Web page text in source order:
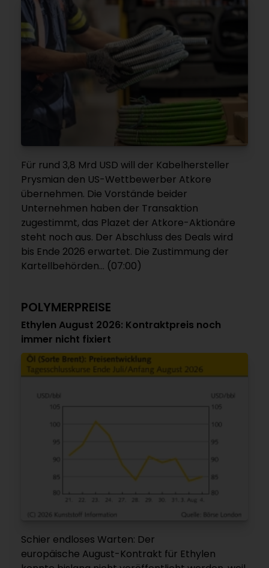
Für rund 3,8 Mrd USD will der Kabelhersteller
Prysmian den US-Wettbewerber Atkore
übernehmen. Die Vorstände beider
Unternehmen haben der Transaktion
zugestimmt, das Plazet der Atkore-Aktionäre
steht noch aus. Der Abschluss des Deals wird
bis Ende 2026 erwartet. Die Zustimmung der
Kartellbehörden... (07:00)
POLYMERPREISE
Ethylen August 2026: Kontraktpreis noch
immer nicht fixiert
Schier endloses Warten: Der
europäische August-Kontrakt für Ethylen